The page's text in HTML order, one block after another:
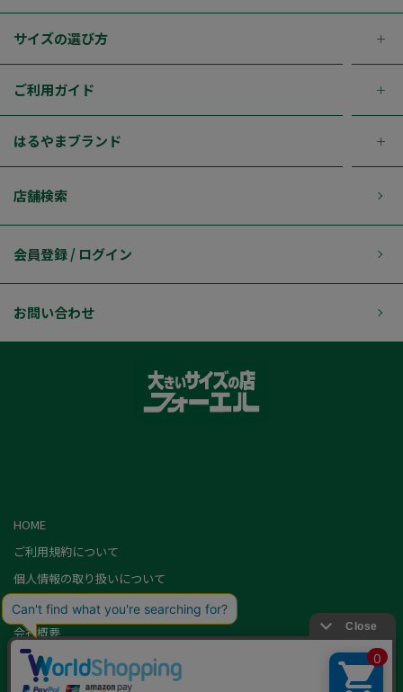
サイズの選び方
ご利用ガイド
はるやまブランド
店舗検索
会員登録 / ログイン
お問い合わせ
HOME
ご利用規約について
個人情報の取り扱いについて
特定商取引に基づく表記
会社概要
カード会員（情報変更/ポイント照会）
お問い合わせ